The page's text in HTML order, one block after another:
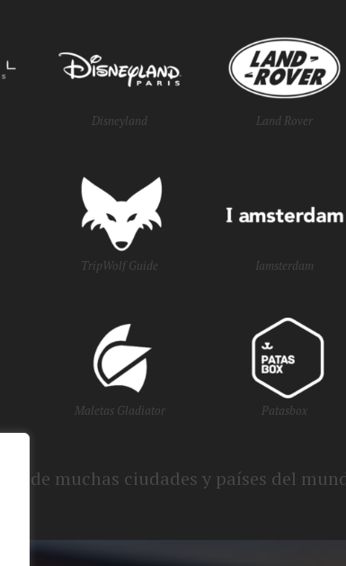
Disneyland Land Rover
TripWolf Guide Iamsterdam
Maletas Gladiator Patasbox
de muchas ciudades y países del